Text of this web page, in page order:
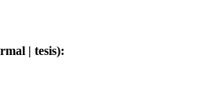
| tesis):